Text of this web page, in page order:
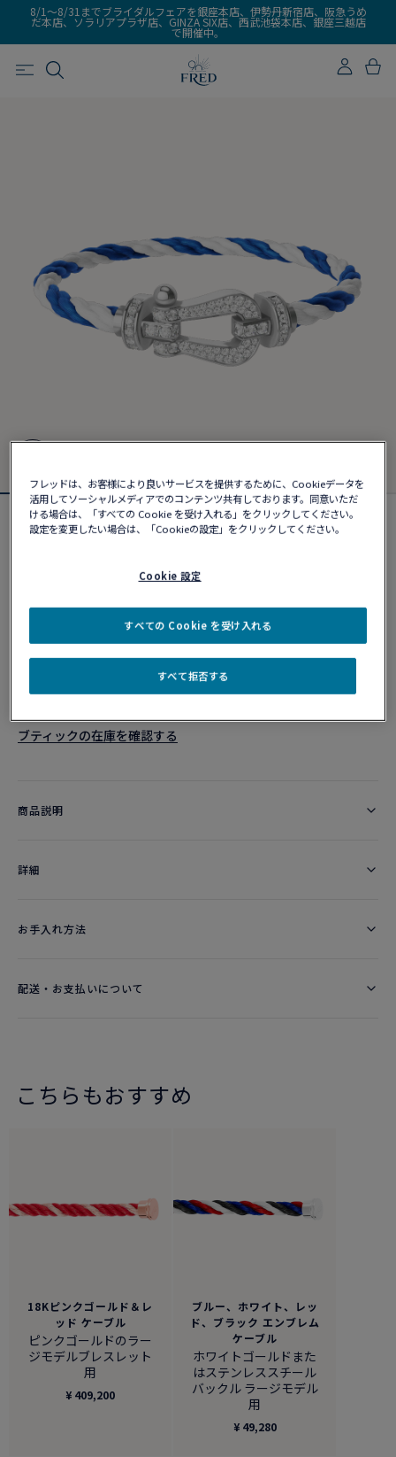
8/1～8/31までブライダルフェアを銀座本店、伊勢丹新宿店、阪急うめ
だ本店、ソラリアプラザ店、GINZA SIX店、西武池袋本店、銀座三越店
で開催中。
カスタマイズ可能
カスタマイズ
ショッピングバッグに追加
ブティックの在庫を確認する​
商品説明
詳細​
お手入れ方法
配送・お支払いについて
こちらもおすすめ
18Kピンクゴールド＆レ
ッド ケーブル
ピンクゴールドのラー
ジモデルブレスレット
用
¥ 409,200
ブルー、ホワイト、レッ
ド、ブラック エンブレム
ケーブル
ホワイトゴールドまた
はステンレススチール
バックル ラージモデル
用
¥ 49,280
フレッドは、お客様により良いサービスを提供するために、Cookieデータを
活用してソーシャルメディアでのコンテンツ共有しております。同意いただ
ける場合は、「すべての Cookie を受け入れる」をクリックしてください。
設定を変更したい場合は、「Cookieの設定」をクリックしてください。
Cookie 設定
すべて拒否する
すべての Cookie を受け入れる